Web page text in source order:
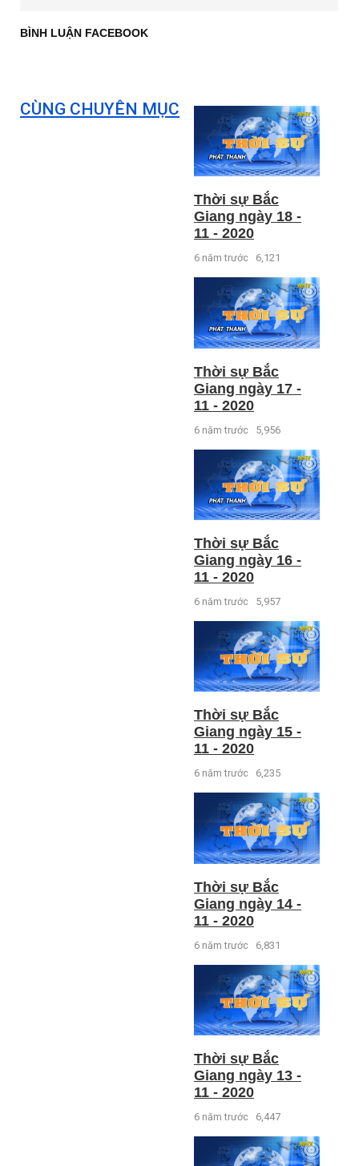
BÌNH LUẬN FACEBOOK
CÙNG CHUYÊN MỤC
Thời sự Bắc
Giang ngày 18 -
11 - 2020
6 năm trước 6,121
Thời sự Bắc
Giang ngày 17 -
11 - 2020
6 năm trước 5,956
Thời sự Bắc
Giang ngày 16 -
11 - 2020
6 năm trước 5,957
Thời sự Bắc
Giang ngày 15 -
11 - 2020
6 năm trước 6,235
Thời sự Bắc
Giang ngày 14 -
11 - 2020
6 năm trước 6,831
Thời sự Bắc
Giang ngày 13 -
11 - 2020
6 năm trước 6,447